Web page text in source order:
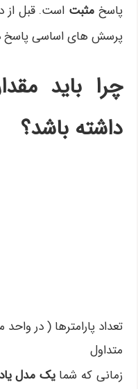
پاسخ مثبت است. قبل از
پرسش های اساسی پاسخ
چرا باید
داشته باشد؟
تعداد پارامترها ( در
متداول
زمانی که شمایک مدل